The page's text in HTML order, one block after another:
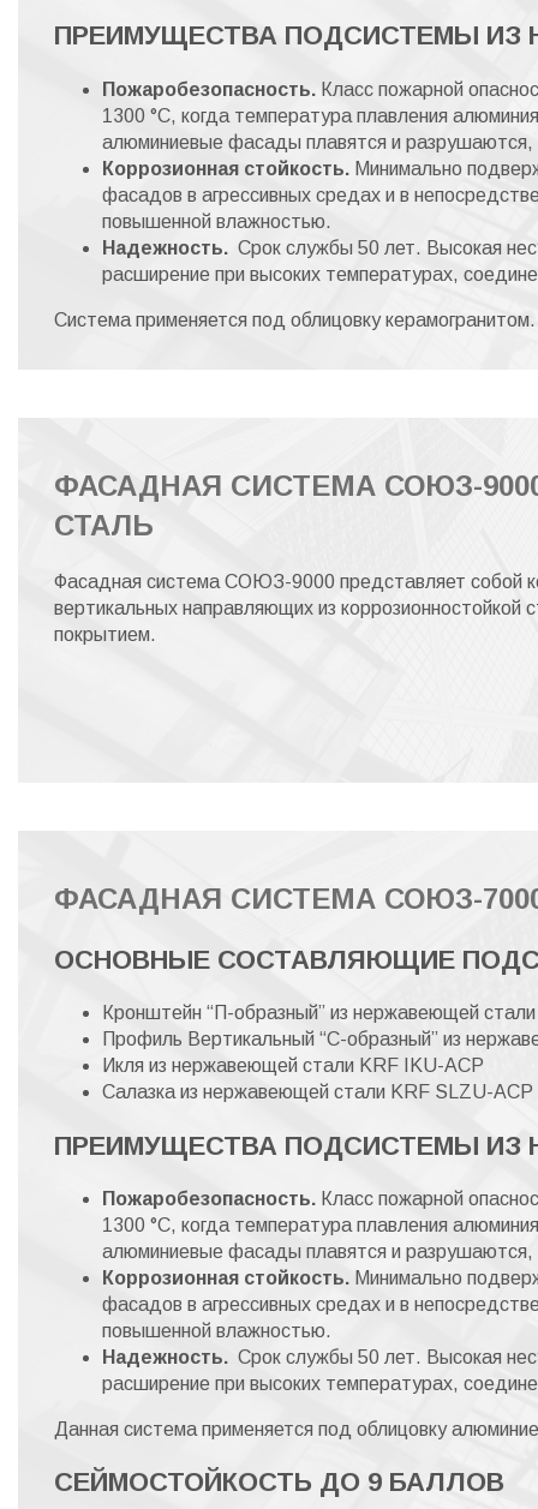
ПРЕИМУЩЕСТВА ПОДСИСТЕМЫ ИЗ
Пожаробезопасность. Класс пожарной
1300 °С, когда температура плавления
алюминиевые фасады плавятся и
Коррозионная стойкость. Минимально
фасадов в агрессивных средах и в
повышенной влажностью.
Надежность. Срок службы 50 лет. Высокая
расширение при высоких температурах,
Система применяется под облицовку керамогранитом.
ФАСАДНАЯ СИСТЕМА СОЮЗ-
СТАЛЬ
Фасадная система СОЮЗ-9000 представляет собой
вертикальных направляющих из коррозионностойкой
покрытием.
ФАСАДНАЯ СИСТЕМА СОЮЗ-
ОСНОВНЫЕ СОСТАВЛЯЮЩИЕ
Кронштейн “П-образный” из нержавеющей
Профиль Вертикальный “С-образный” из
Икля из нержавеющей стали KRF IKU-ACP
Салазка из нержавеющей стали KRF SLZU-ACP
ПРЕИМУЩЕСТВА ПОДСИСТЕМЫ ИЗ
Пожаробезопасность. Класс пожарной
1300 °С, когда температура плавления
алюминиевые фасады плавятся и
Коррозионная стойкость. Минимально
фасадов в агрессивных средах и в
повышенной влажностью.
Надежность. Срок службы 50 лет. Высокая
расширение при высоких температурах,
Данная система применяется под облицовку
СЕЙМОСТОЙКОСТЬ ДО 9 БАЛЛОВ